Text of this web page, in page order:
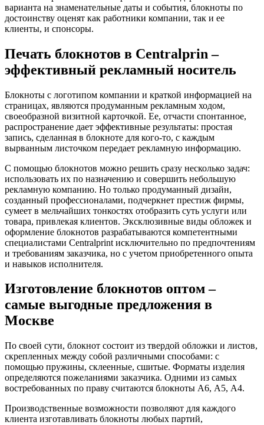
варианта на знаменательные даты и события, блокноты по
достоинству оценят как работники компании, так и ее
клиенты, и спонсоры.
Печать блокнотов в Centralprin –
эффективный рекламный носитель
Блокноты с логотипом компании и краткой информацией на
страницах, являются продуманным рекламным ходом,
своеобразной визитной карточкой. Ее, отчасти спонтанное,
распространение дает эффективные результаты: простая
запись, сделанная в блокноте для кого-то, с каждым
вырванным листочком передает рекламную информацию.
С помощью блокнотов можно решить сразу несколько задач:
использовать их по назначению и совершить небольшую
рекламную компанию. Но только продуманный дизайн,
созданный профессионалами, подчеркнет престиж фирмы,
сумеет в мельчайших тонкостях отобразить суть услуги или
товара, привлекая клиентов. Эксклюзивные виды обложек и
оформление блокнотов разрабатываются компетентными
специалистами Centralprint исключительно по предпочтениям
и требованиям заказчика, но с учетом приобретенного опыта
и навыков исполнителя.
Изготовление блокнотов оптом –
самые выгодные предложения в
Москве
По своей сути, блокнот состоит из твердой обложки и листов,
скрепленных между собой различными способами: с
помощью пружины, склеенные, сшитые. Форматы изделия
определяются пожеланиями заказчика. Одними из самых
востребованных по праву считаются блокноты А6, А5, А4.
Производственные возможности позволяют для каждого
клиента изготавливать блокноты любых партий,